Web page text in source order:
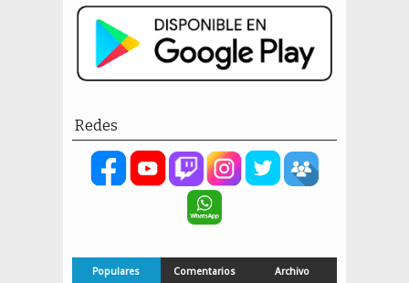
Redes
Populares Comentarios Archivo